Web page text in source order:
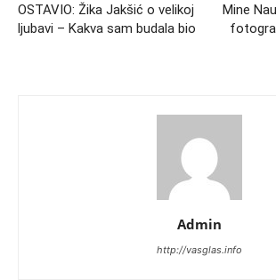
OSTAVIO: Žika Jakšić o velikoj
ljubavi – Kakva sam budala bio
Mine
Admin
http://vasglas.info